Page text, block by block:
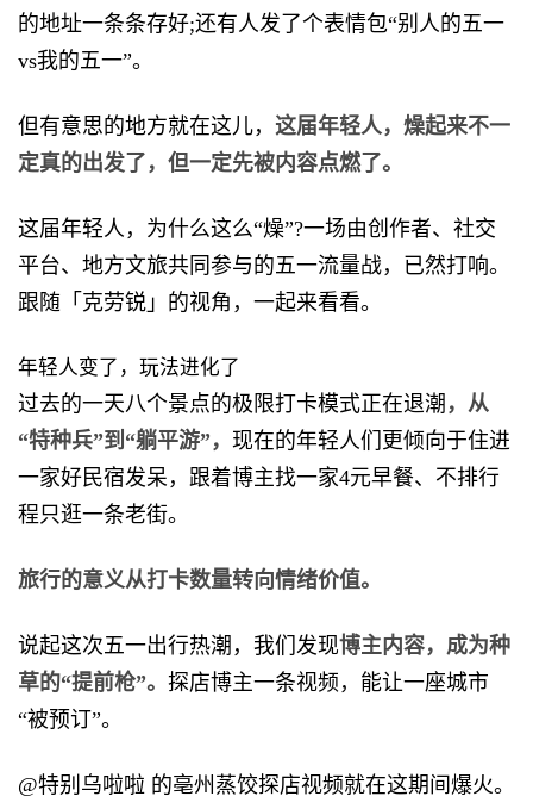
的地址一条条存好;还有人发了个表情包“别人的五一
vs我的五一”。
但有意思的地方就在这儿， 这届年轻人，燥起来不一
定真的出发了，但一定先被内容点燃了。
这届年轻人，为什么这么“燥”?一场由创作者、社交
平台、地方文旅共同参与的五一流量战，已然打响。
跟随「克劳锐」的视角，一起来看看。
年轻人变了，玩法进化了
过去的一天八个景点的极限打卡模式正在退潮 ，从
“特种兵”到“躺平游”， 现在的年轻人们更倾向于住进
一家好民宿发呆，跟着博主找一家4元早餐、不排行
程只逛一条老街。
旅行的意义从打卡数量转向情绪价值。
说起这次五一出行热潮，我们发现博主内容，成为种
草的“提前枪”。 探店博主一条视频，能让一座城市
“被预订”。
@特别乌啦啦 的亳州蒸饺探店视频就在这期间爆火。